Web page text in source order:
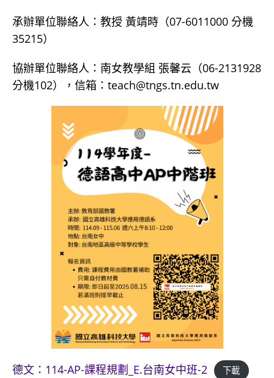
承辦單位聯絡人：教授 黃靖時（07-6011000 分機
35215）
協辦單位聯絡人：南女教學組 張馨云（06-2131928
分機102），信箱：teach@tngs.tn.edu.tw
德文：114-AP-課程規劃_E.台南女中班-2 下載